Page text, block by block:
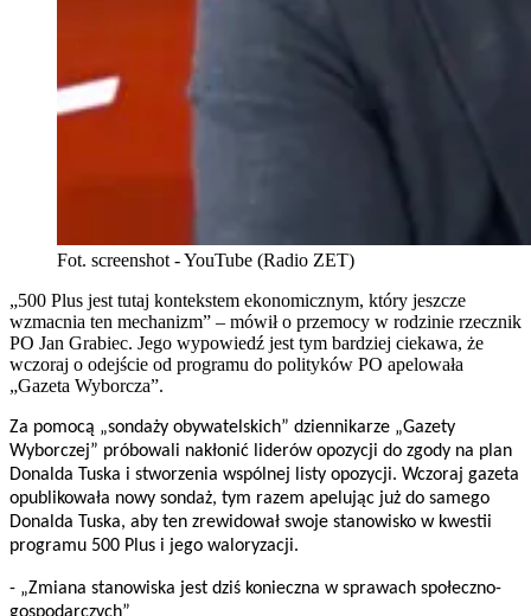
Fot. screenshot - YouTube (Radio ZET)
„500 Plus jest tutaj kontekstem ekonomicznym, który jeszcze
wzmacnia ten mechanizm” – mówił o przemocy w rodzinie rzecznik
PO Jan Grabiec. Jego wypowiedź jest tym bardziej ciekawa, że
wczoraj o odejście od programu do polityków PO apelowała
„Gazeta Wyborcza”.
Za pomocą „sondaży obywatelskich” dziennikarze „Gazety
Wyborczej” próbowali nakłonić liderów opozycji do zgody na plan
Donalda Tuska i stworzenia wspólnej listy opozycji. Wczoraj gazeta
opublikowała nowy sondaż, tym razem apelując już do samego
Donalda Tuska, aby ten zrewidował swoje stanowisko w kwestii
programu 500 Plus i jego waloryzacji.
- „Zmiana stanowiska jest dziś konieczna w sprawach społeczno-